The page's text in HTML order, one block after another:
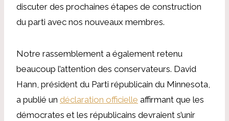
discuter des prochaines étapes de construction
du parti avec nos nouveaux membres.
Notre rassemblement a également retenu
beaucoup l’attention des conservateurs. David
Hann, président du Parti républicain du Minnesota,
a publié un déclaration officielle affirmant que les
démocrates et les républicains devraient s’unir